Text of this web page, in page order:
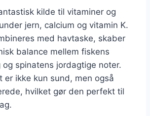
kilde til vitaminer og
jern, calcium og vitamin K.
med havtaske, skaber
balance mellem fiskens
og spinatens jordagtige noter.
er ikke kun sund, men også
hvilket gør den perfekt til